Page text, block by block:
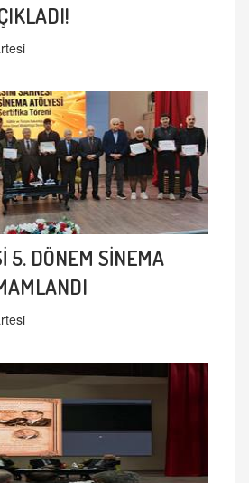
5. DÖNEM SİNEMA